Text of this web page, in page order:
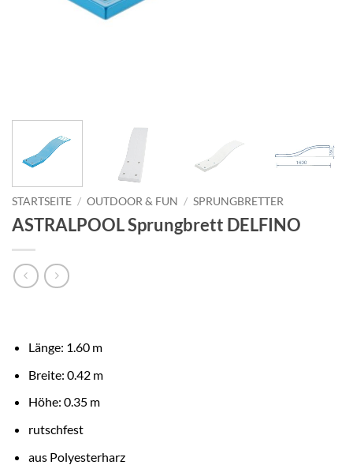
STARTSEITE / OUTDOOR & FUN / SPRUNGBRETTER
ASTRALPOOL Sprungbrett DELFINO
Länge: 1.60 m
Breite: 0.42 m
Höhe: 0.35 m
rutschfest
aus Polyesterharz